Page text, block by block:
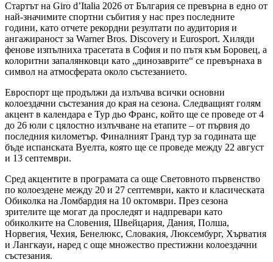
Стартът на Giro d’Italia 2026 от България се превърна в едно от
най-значимите спортни събития у нас през последните
години, като отчете рекордни резултати по аудитория и
ангажираност за Warner Bros. Discovery и Eurosport. Хиляди
фенове изпълниха трасетата в София и по пътя към Боровец, а
колоритни запалянковци като „динозаврите“ се превърнаха в
символ на атмосферата около състезанието.
Евроспорт ще продължи да излъчва всички основни
колоездачни състезания до края на сезона. Следващият голям
акцент в календара е Тур дьо Франс, който ще се проведе от 4
до 26 юли с цялостно излъчване на етапите – от първия до
последния километър. Финалният Гранд тур за годината ще
бъде испанската Вуелта, която ще се проведе между 22 август
и 13 септември.
Сред акцентите в програмата са още Световното първенство
по колоездене между 20 и 27 септември, както и класическата
Обиколка на Ломбардия на 10 октомври. През сезона
зрителите ще могат да проследят и надпревари като
обиколките на Словения, Швейцария, Дания, Полша,
Норвегия, Чехия, Бенелюкс, Словакия, Люксембург, Хърватия
и Лангкауи, наред с още множество престижни колоездачни
състезания.